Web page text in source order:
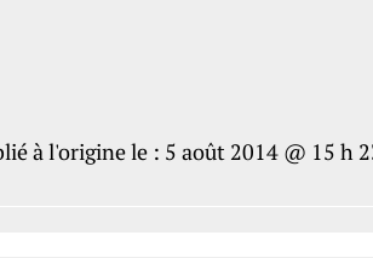
à l'origine le : 5 août 2014 @ 15 h